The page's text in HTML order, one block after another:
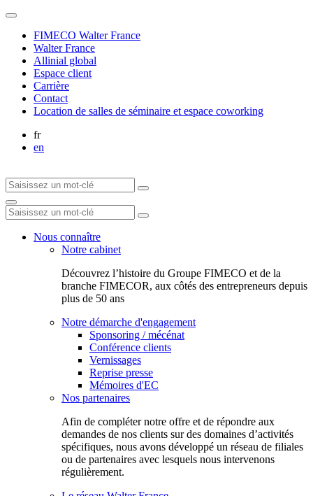
FIMECO Walter France
Walter France
Allinial global
Espace client
Carrière
Contact
Location de salles de séminaire et espace coworking
fr
en
Nous connaître
Notre cabinet
Découvrez l’histoire du Groupe FIMECO et de la
branche FIMECOR, aux côtés des entrepreneurs depuis
plus de 50 ans
Notre démarche d'engagement
Sponsoring / mécénat
Conférence clients
Vernissages
Reprise presse
Mémoires d'EC
Nos partenaires
Afin de compléter notre offre et de répondre aux
demandes de nos clients sur des domaines d’activités
spécifiques, nous avons développé un réseau de filiales
ou de partenaires avec lesquels nous intervenons
régulièrement.